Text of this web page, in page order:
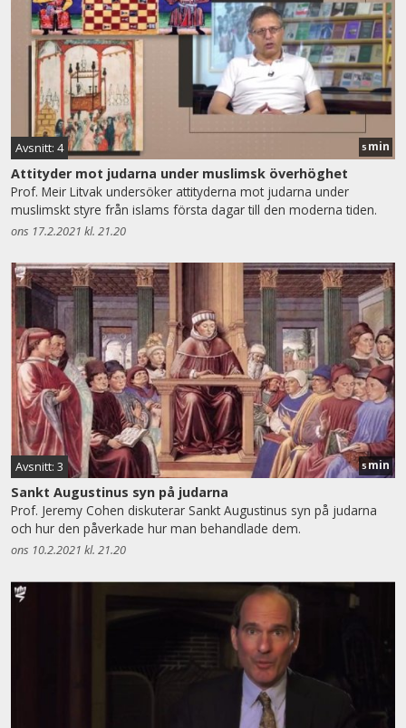
Avsnitt: 4 5 min
Attityder mot judarna under muslimsk överhöghet
Prof. Meir Litvak undersöker attityderna mot judarna under
muslimskt styre från islams första dagar till den moderna tiden.
ons 17.2.2021 kl. 21.20
Avsnitt: 3 5min
Sankt Augustinus syn på judarna
Prof. Jeremy Cohen diskuterar Sankt Augustinus syn på judarna
och hur den påverkade hur man behandlade dem.
ons 10.2.2021 kl. 21.20